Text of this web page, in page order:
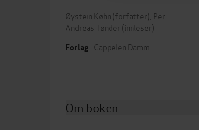
Øystein Køhn (forfatter), Per
Andreas Tønder (innleser)
Forlag Cappelen Damm
Om boken